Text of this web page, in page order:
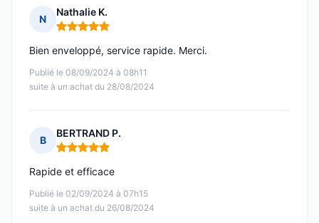
N
Nathalie K.
Note : 5 sur 5
Publié le 08/09/2024 à 08h11
suite à un achat du 28/08/2024
Bien enveloppé, service rapide. Merci.
B
BERTRAND P.
Note : 5 sur 5
Publié le 02/09/2024 à 07h15
suite à un achat du 26/08/2024
Rapide et efficace